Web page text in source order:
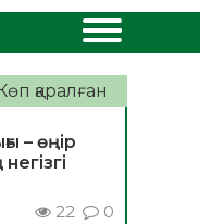
Көп қаралған
– өңір
22 0